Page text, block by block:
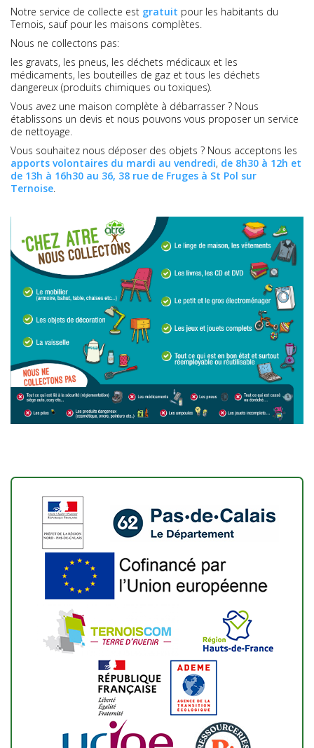
Notre service de collecte est gratuit pour les habitants du
Ternois, sauf pour les maisons complètes.
Nous ne collectons pas:
les gravats, les pneus, les déchets médicaux et les
médicaments, les bouteilles de gaz et tous les déchets
dangereux (produits chimiques ou toxiques).
Vous avez une maison complète à débarrasser ? Nous
établissons un devis et nous pouvons vous proposer un service
de nettoyage.
Vous souhaitez nous déposer des objets ? Nous acceptons les
apports volontaires du mardi au vendredi, de 8h30 à 12h et
de 13h à 16h30 au 36, 38 rue de Fruges à St Pol sur
Ternoise.